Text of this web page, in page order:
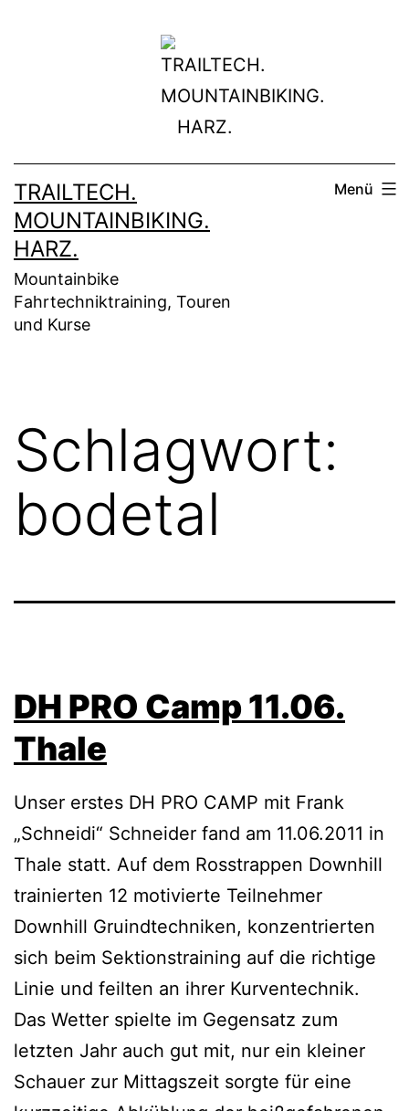
TRAILTECH.
MOUNTAINBIKING.
HARZ.
Mountainbike
Fahrtechniktraining, Touren
und Kurse
Menü
Schlagwort:
bodetal
DH PRO Camp 11.06.
Thale
Unser erstes DH PRO CAMP mit Frank
„Schneidi“ Schneider fand am 11.06.2011 in
Thale statt. Auf dem Rosstrappen Downhill
trainierten 12 motivierte Teilnehmer
Downhill Gruindtechniken, konzentrierten
sich beim Sektionstraining auf die richtige
Linie und feilten an ihrer Kurventechnik.
Das Wetter spielte im Gegensatz zum
letzten Jahr auch gut mit, nur ein kleiner
Schauer zur Mittagszeit sorgte für eine